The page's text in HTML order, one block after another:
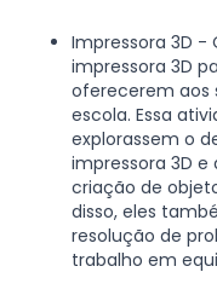
Impressora 3D -
impressora 3D
oferecerem aos
escola. Essa
explorassem o
impressora 3D
criação de
disso, eles
resolução de
trabalho em